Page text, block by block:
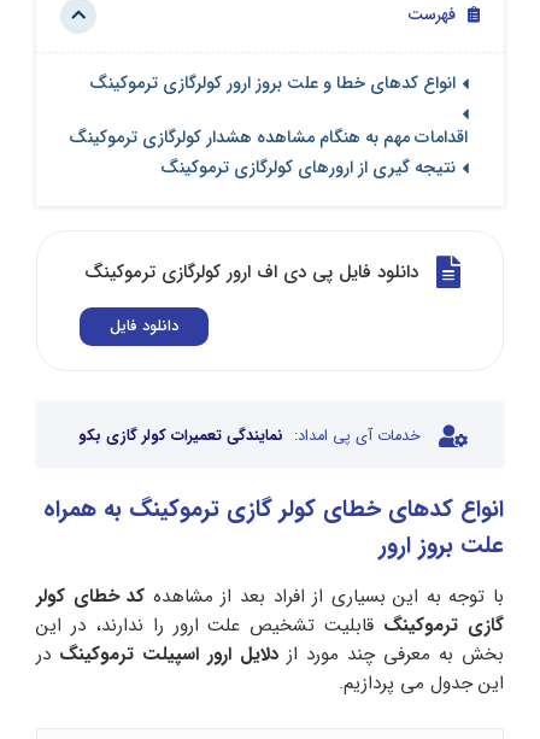
فهرست
انواع کدهای خطا و علت بروز ارور کولرگازی ترموکینگ
اقدامات مهم به هنگام مشاهده هشدار کولرگازی ترموکینگ
نتیجه گیری از ارورهای کولرگازی ترموکینگ
دانلود فایل پی دی اف ارور کولرگازی ترموکینگ
دانلود فایل
خدمات آی پی امداد: نمایندگی تعمیرات کولر گازی بکو
انواع کدهای خطای کولر گازی ترموکینگ به همراه
علت بروز ارور
با توجه به این بسیاری از افراد بعد از مشاهده کد خطای کولر
گازی ترموکینگ قابلیت تشخیص علت ارور را ندارند، در این
بخش به معرفی چند مورد از دلایل ارور اسپیلت ترموکینگ در
این جدول می پردازیم.